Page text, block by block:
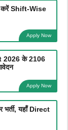
करें Shift-Wise
Apply Now
2026 के 2106
Apply Now
यहाँ Direct